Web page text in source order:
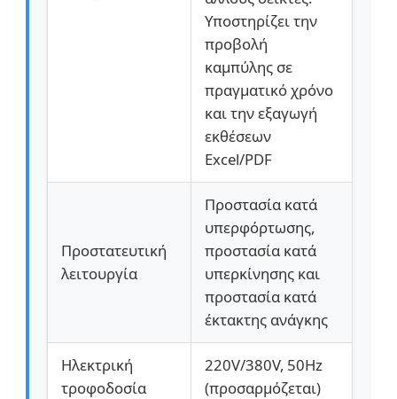
Υποστηρίζει την
προβολή
καμπύλης σε
πραγματικό χρόνο
και την εξαγωγή
εκθέσεων
Excel/PDF
Προστατευτική
λειτουργία
Προστασία κατά
υπερφόρτωσης,
προστασία κατά
υπερκίνησης και
προστασία κατά
έκτακτης ανάγκης
Ηλεκτρική
τροφοδοσία
220V/380V, 50Hz
(προσαρμόζεται)